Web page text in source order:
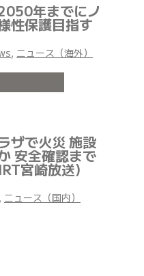
年までにノ
性保護目指す
, ニュース（海外）
ザで火災 施設
安全確認まで
宮崎放送)
, ニュース（国内）